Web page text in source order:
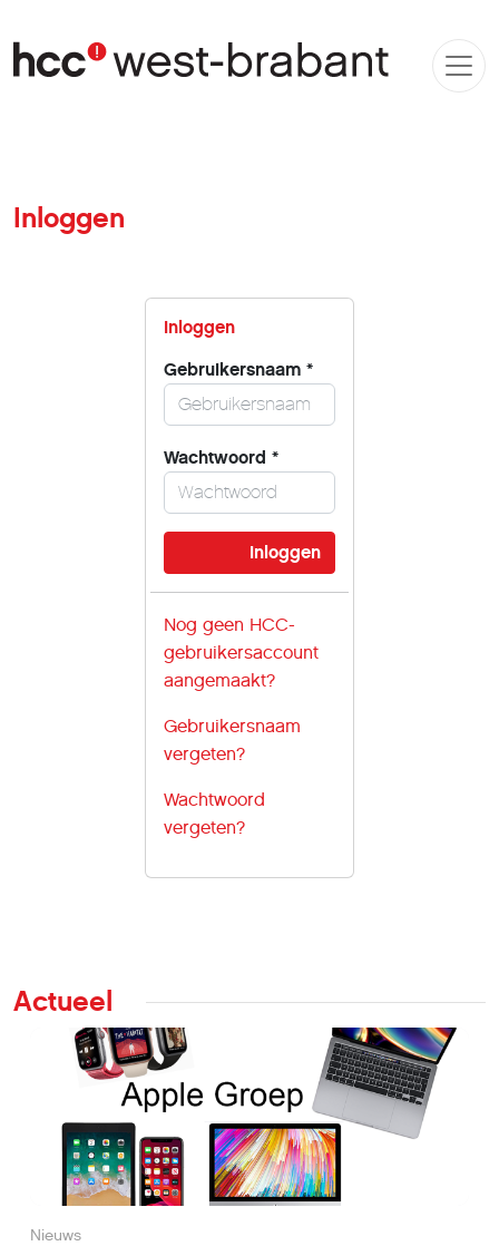
Inloggen
Inloggen
Gebruikersnaam *
Wachtwoord *
Nog geen HCC-
gebruikersaccount
aangemaakt?
Gebruikersnaam
vergeten?
Wachtwoord
vergeten?
Actueel
Nieuws